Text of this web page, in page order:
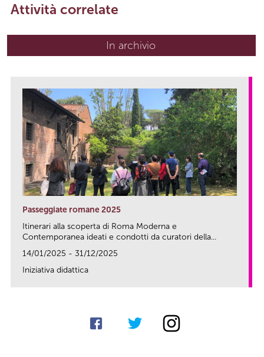
Attività correlate
In archivio
Passeggiate romane 2025
Itinerari alla scoperta di Roma Moderna e
Contemporanea ideati e condotti da curatori della...
14/01/2025 - 31/12/2025
Iniziativa didattica